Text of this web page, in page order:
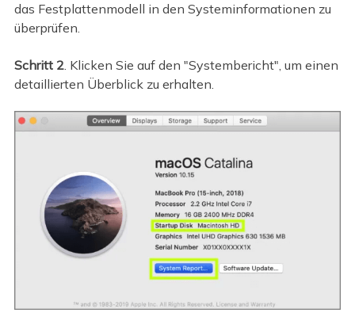
das Festplattenmodell in den Systeminformationen zu
überprüfen.
Schritt 2. Klicken Sie auf den "Systembericht", um einen
detaillierten Überblick zu erhalten.